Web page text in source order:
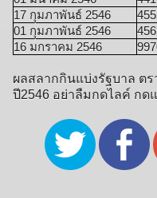
17 กุมภาพันธ์ 2546
01 กุมภาพันธ์ 2546
16 มกราคม 2546
ผลสลากกินแบ่งรัฐบาล ต
ปี2546 อย่าลืมกดไลค์ ก